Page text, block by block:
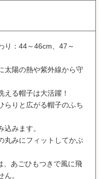
り：44～46cm、47～
太陽の熱や紫外線から守
える帽子は大活躍！
らりと広がる帽子のふち
込みます。
丸みにフィットしてかぶ
、あごひもつきで風に飛
ん。